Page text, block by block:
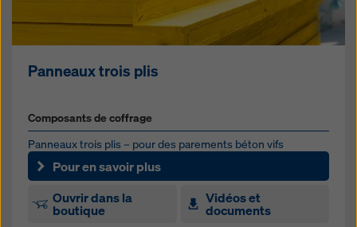
Panneaux trois plis
Composants de coffrage
Panneaux trois plis – pour des parements béton vifs
Pour en savoir plus
Ouvrir dans la
boutique
Vidéos et
documents